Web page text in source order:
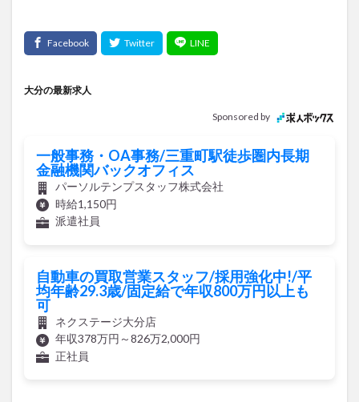
大分の最新求人
Sponsored by
一般事務・OA事務/三重町駅徒歩圏内長期
金融機関バックオフィス
パーソルテンプスタッフ株式会社
時給1,150円
派遣社員
自動車の買取営業スタッフ/採用強化中!/平
均年齢29.3歳/固定給で年収800万円以上も
可
ネクステージ大分店
年収378万円～826万2,000円
正社員